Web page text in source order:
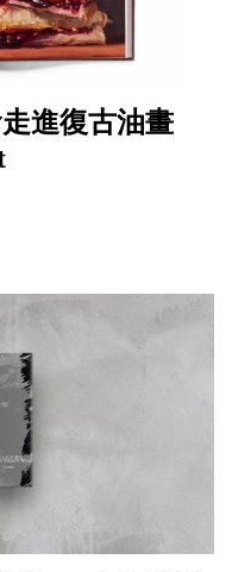
進復古油畫